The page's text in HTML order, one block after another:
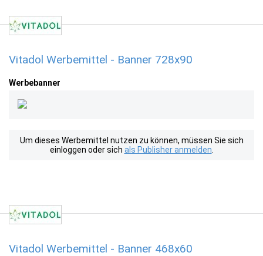
Vitadol Werbemittel - Banner 728x90
Werbebanner
Um dieses Werbemittel nutzen zu können, müssen Sie sich
einloggen oder sich als Publisher anmelden
Vitadol Werbemittel - Banner 468x60